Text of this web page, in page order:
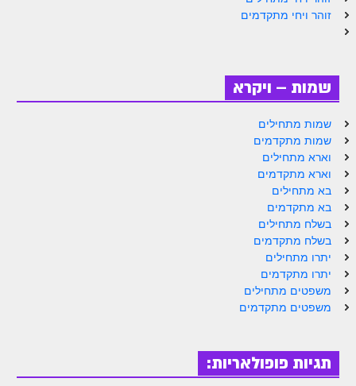
ספר הזוהר הקדוש פיקודי מתקדמים
ספר הזוהר הקדוש זוהר ויקרא השקפה
זוהר צו מתחילים
זוהר צו מתקדמים
פרשת שמיני מתקדמים
ספר הזוהר פרשת תזריע למתחילים
ספר הזוהר פרשת תזריע למתקדמים
זוהר אחרי מות למתחילים
זוהר ויחי מתקדמים
שמות – ויקרא
שמות מתחילים
שמות מתקדמים
וארא מתחילים
וארא מתקדמים
בא מתחילים
בא מתקדמים
בשלח מתחילים
בשלח מתקדמים
יתרו מתחילים
יתרו מתקדמים
משפטים מתחילים
משפטים מתקדמים
תגיות פופולאריות: